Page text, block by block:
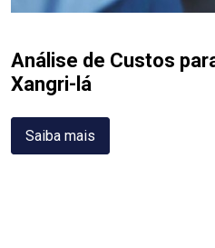
Análise de Custos
Xangri-lá
Saiba mais